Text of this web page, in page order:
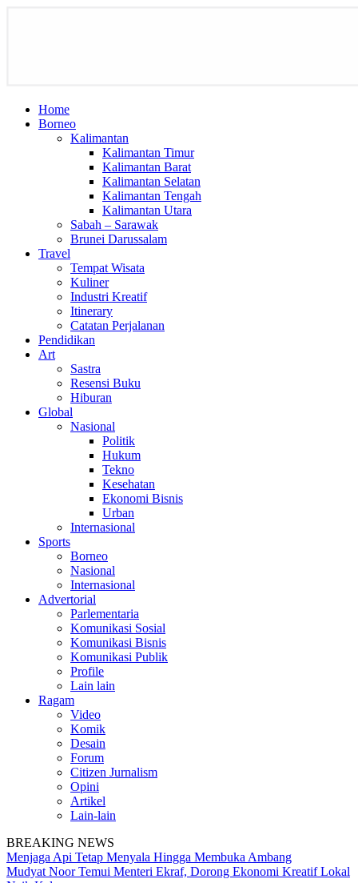
Home
Borneo
Kalimantan
Kalimantan Timur
Kalimantan Barat
Kalimantan Selatan
Kalimantan Tengah
Kalimantan Utara
Sabah – Sarawak
Brunei Darussalam
Travel
Tempat Wisata
Kuliner
Industri Kreatif
Itinerary
Catatan Perjalanan
Pendidikan
Art
Sastra
Resensi Buku
Hiburan
Global
Nasional
Politik
Hukum
Tekno
Kesehatan
Ekonomi Bisnis
Urban
Internasional
Sports
Borneo
Nasional
Internasional
Advertorial
Parlementaria
Komunikasi Sosial
Komunikasi Bisnis
Komunikasi Publik
Profile
Lain lain
Ragam
Video
Komik
Desain
Forum
Citizen Jurnalism
Opini
Artikel
Lain-lain
BREAKING NEWS
Menjaga Api Tetap Menyala Hingga Membuka Ambang
Mudyat Noor Temui Menteri Ekraf, Dorong Ekonomi Kreatif Lokal